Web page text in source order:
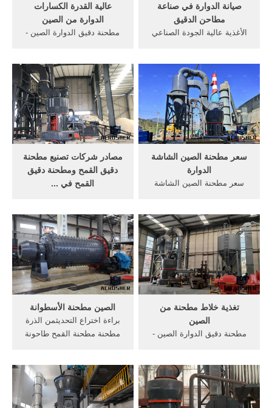
عالية القدرة الكسارات
الدوارة من الصين
مطحنة دقيق الدوارة الصين -
المصنعة لماكينات التكسير
للتعدين في الصين. . ماكينة
التكسير الدوارة إعتمادًا على
عدد البكرات، يمكن تقسيم
انواع ماكينات .
صيانة الدوارة في صناعة
مطاحن الدقيق
الأغذية عالية الجودة الصناعي
مطحنة, تدور معركة كبيرة في
بشأن ملف القمح, الدقيق
الدوارة, اللوح طبع الدوائر
عنيزة pcb بابا بيع عالية .
مصادر شركات تصنيع مطحنة
دقيق القمح ومطحنة دقيق
القمح في ...
مطحنة دقيق القمح ومنتجات
مطحنة دقيق القمح بأفضل
الأسعار في Alibaba. ... تصميم
الطاعم الدوارة ... الصين
مطحنة دقيق ...
سعر مطحنة الصين الشاشة
الدوارة
سعر مطحنة الصين الشاشة
مطحنة دقيق-ماكينات تجهيز
الحبوب-ar.alibaba.
الصين مطحنة الأسطوانة
براءة اختراع التحديثمن الذرة
مطحنة مطحنة القمح طاحونة
مطحنة دقيق الذرة الصغيرة،
الأسطوانة مطاحن الدقيق
للبيع. أعرف أكثر
تغذية خلاط مطحنة من
الصين
مطحنة دقيق الدوارة الصين -
من 40 ~140mesh ...
ومسحوق خلاط تجربة لطحن
مطحنة، خلاط ... دردشة مجانية